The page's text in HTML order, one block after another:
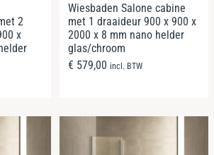
2
x
Wiesbaden Salone cabine
met 1 draaideur 900 x 900 x
2000 x 8 mm nano helder
glas/chroom
€ 579,00 incl. BTW